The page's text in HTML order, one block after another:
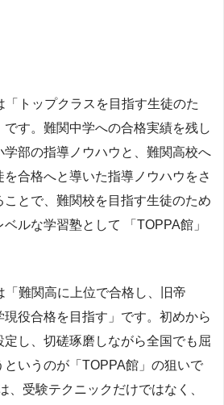
トップクラスを目指す生徒のた
す。難関中学への合格実績を残し
学部の指導ノウハウと、難関高校へ
合格へと導いた指導ノウハウをさ
ことで、難関校を目指す生徒のため
ルな学習塾として 「TOPPA館」
「難関高に上位で合格し、旧帝
役合格を目指す」です。初めから
定し、切磋琢磨しながら全国でも屈
いうのが「TOPPA館」の狙いで
、受験テクニックだけではなく、